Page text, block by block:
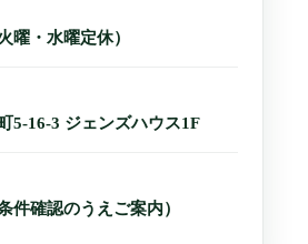
曜・水曜定休）
5-16-3 ジェンズハウス1F
件確認のうえご案内）